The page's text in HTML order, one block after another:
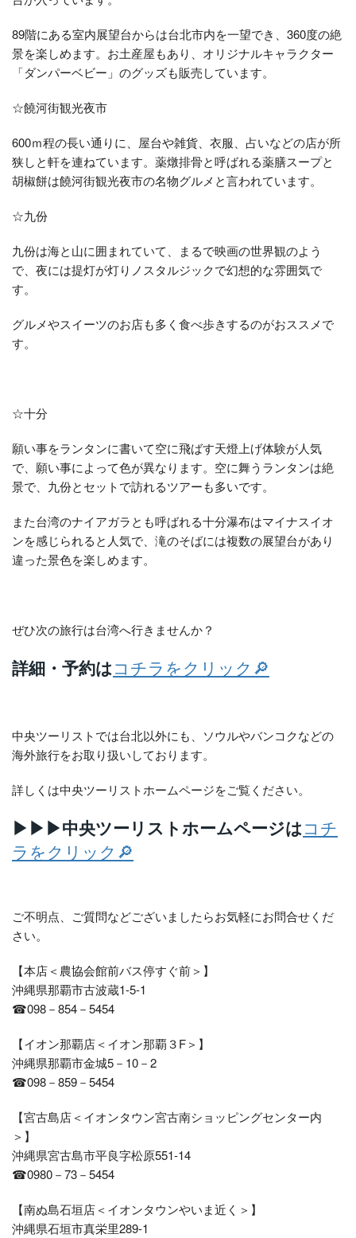
89階にある室内展望台からは台北市内を一望でき、360度の絶
景を楽しめます。お土産屋もあり、オリジナルキャラクター
「ダンパーベビー」のグッズも販売しています。
☆饒河街観光夜市
600ｍ程の長い通りに、屋台や雑貨、衣服、占いなどの店が所
狭しと軒を連ねています。薬燉排骨と呼ばれる薬膳スープと
胡椒餅は饒河街観光夜市の名物グルメと言われています。
☆九份
九份は海と山に囲まれていて、まるで映画の世界観のよう
で、夜には提灯が灯りノスタルジックで幻想的な雰囲気で
す。
グルメやスイーツのお店も多く食べ歩きするのがおススメで
す。
☆十分
願い事をランタンに書いて空に飛ばす天燈上げ体験が人気
で、願い事によって色が異なります。空に舞うランタンは絶
景で、九份とセットで訪れるツアーも多いです。
また台湾のナイアガラとも呼ばれる十分瀑布はマイナスイオ
ンを感じられると人気で、滝のそばには複数の展望台があり
違った景色を楽しめます。
ぜひ次の旅行は台湾へ行きませんか？
詳細・予約はコチラをクリック🔎
中央ツーリストでは台北以外にも、ソウルやバンコクなどの
海外旅行をお取り扱いしております。
詳しくは中央ツーリストホームページをご覧ください。
▶▶▶中央ツーリストホームページはコチ
ラをクリック🔎
ご不明点、ご質問などございましたらお気軽にお問合せくだ
さい。
【本店＜農協会館前バス停すぐ前＞】
沖縄県那覇市古波蔵1-5-1
☎098－854－5454
【イオン那覇店＜イオン那覇３F＞】
沖縄県那覇市金城5－10－2
☎098－859－5454
【宮古島店＜イオンタウン宮古南ショッピングセンター内
＞】
沖縄県宮古島市平良字松原551-14
☎0980－73－5454
【南ぬ島石垣店＜イオンタウンやいま近く＞】
沖縄県石垣市真栄里289-1